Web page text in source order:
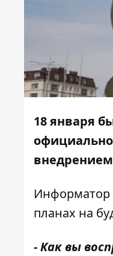
18 января
официально
Информатор
планах на
- Как вы